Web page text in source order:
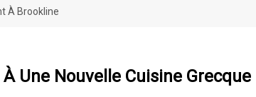
À Brookline
Une Nouvelle Cuisine